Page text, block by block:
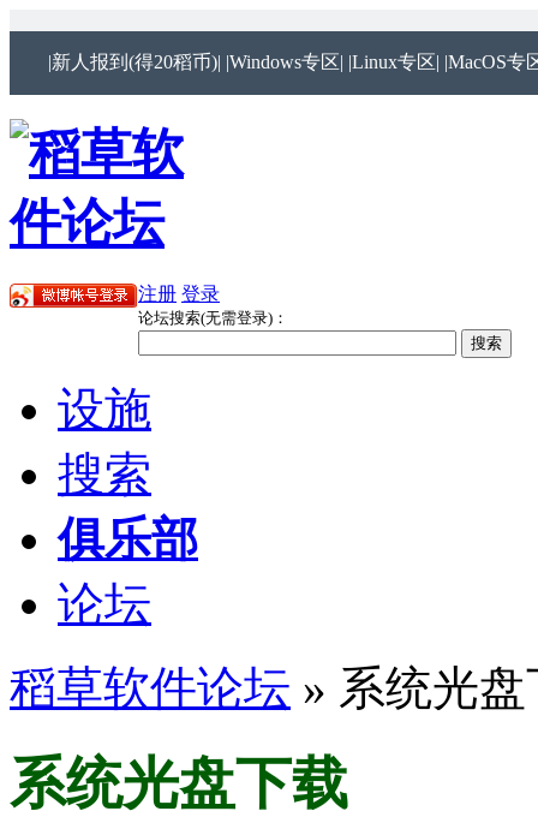
|新人报到(得20稻币)| |Windows专区| |Linux专区| |MacOS专
注册 登录
论坛搜索(无需登录)：
设施
搜索
俱乐部
论坛
稻草软件论坛 » 系统光
系统光盘下载